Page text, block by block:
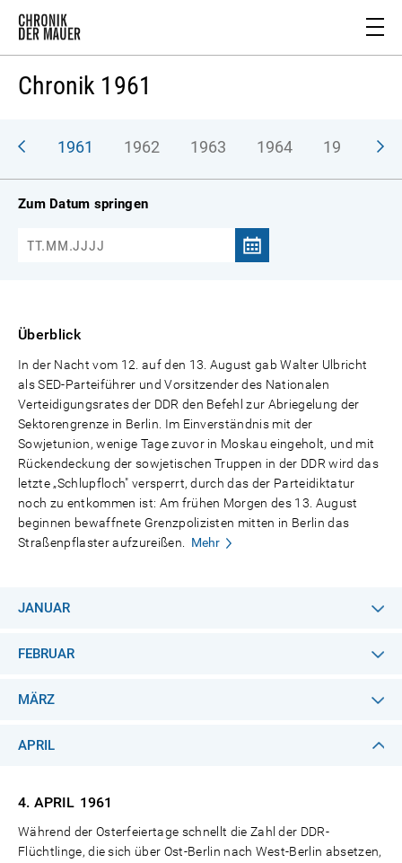
Chronik 1961
1961 1962 1963 1964 1965
Zum Datum springen
Überblick
In der Nacht vom 12. auf den 13. August gab Walter Ulbricht
als SED-Parteiführer und Vorsitzender des Nationalen
Verteidigungsrates der DDR den Befehl zur Abriegelung der
Sektorengrenze in Berlin. Im Einverständnis mit der
Sowjetunion, wenige Tage zuvor in Moskau eingeholt, und mit
Rückendeckung der sowjetischen Truppen in der DDR wird das
letzte „Schlupfloch" versperrt, durch das der Parteidiktatur
noch zu entkommen ist: Am frühen Morgen des 13. August
beginnen bewaffnete Grenzpolizisten mitten in Berlin das
Straßenpflaster aufzureißen.
Mehr
JANUAR
FEBRUAR
MÄRZ
APRIL
4. APRIL 1961
Während der Osterfeiertage schnellt die Zahl der DDR-
Flüchtlinge, die sich über Ost-Berlin nach West-Berlin absetzen,